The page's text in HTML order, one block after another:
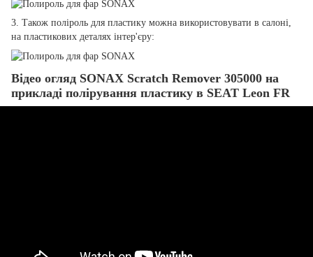
3. Також поліроль для пластику можна використовувати в салоні,
на пластикових деталях інтер'єру:
Відео огляд SONAX Scratch Remover 305000 на
прикладі полірування пластику в SEAT Leon FR